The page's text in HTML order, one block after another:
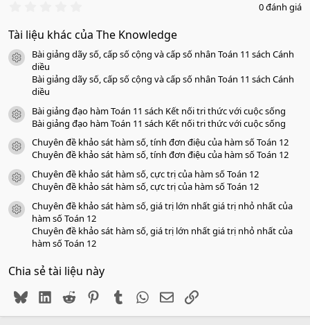
0
0
a
0 đánh giá
Tài liệu khác của The Knowledge
icon tài liệu
Bài giảng dãy số, cấp số cộng và cấp số nhân Toán 11 sách Cánh
diều
Bài giảng dãy số, cấp số cộng và cấp số nhân Toán 11 sách Cánh
diều
icon tài liệu
Bài giảng đạo hàm Toán 11 sách Kết nối tri thức với cuộc sống
Bài giảng đạo hàm Toán 11 sách Kết nối tri thức với cuộc sống
icon tài liệu
Chuyên đề khảo sát hàm số, tính đơn điệu của hàm số Toán 12
Chuyên đề khảo sát hàm số, tính đơn điệu của hàm số Toán 12
icon tài liệu
Chuyên đề khảo sát hàm số, cực trị của hàm số Toán 12
Chuyên đề khảo sát hàm số, cực trị của hàm số Toán 12
icon tài liệu
Chuyên đề khảo sát hàm số, giá trị lớn nhất giá trị nhỏ nhất của
hàm số Toán 12
Chuyên đề khảo sát hàm số, giá trị lớn nhất giá trị nhỏ nhất của
hàm số Toán 12
Chia sẻ tài liệu này
BlueskyLinkedIn
Reddit PinterestTumblr WhatsApp
EmailLink